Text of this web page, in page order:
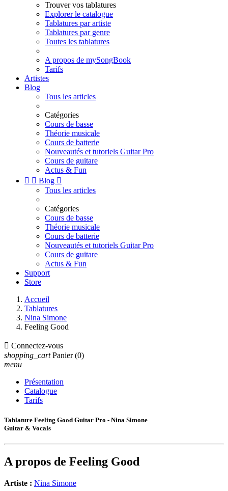
Trouver vos tablatures
Explorer le catalogue
Tablatures par artiste
Tablatures par genre
Toutes les tablatures
A propos de mySongBook
Tarifs
Artistes
Blog
Tous les articles
Catégories
Cours de basse
Théorie musicale
Cours de batterie
Nouveautés et tutoriels Guitar Pro
Cours de guitare
Actus & Fun
  Blog 
Tous les articles
Catégories
Cours de basse
Théorie musicale
Cours de batterie
Nouveautés et tutoriels Guitar Pro
Cours de guitare
Actus & Fun
Support
Store
Accueil
Tablatures
Nina Simone
Feeling Good
 Connectez-vous
shopping_cart Panier (0)
menu
Présentation
Catalogue
Tarifs
Tablature Feeling Good Guitar Pro - Nina Simone
Guitar & Vocals
A propos de Feeling Good
Artiste : Nina Simone